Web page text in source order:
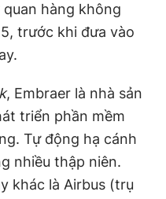
hàng không
trước khi đưa vào
, Embraer là nhà sản
triển phần mềm
Tự động hạ cánh
nhiều thập niên.
khác là Airbus (trụ